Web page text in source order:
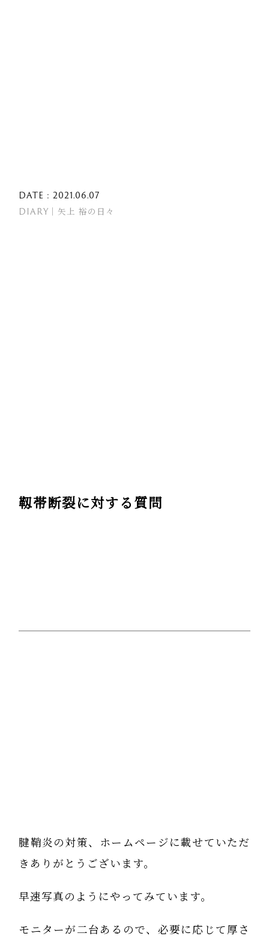
DATE : 2021.06.07
DIARY｜矢上 裕の日々
靱帯断裂に対する質問
腱鞘炎の対策、ホームページに載せていただ
きありがとうございます。
早速写真のようにやってみています。
モニターが二台あるので、必要に応じて厚さ